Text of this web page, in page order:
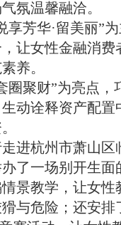
氛温馨融洽。
享芳华·留美丽”
让女性金融消
养。
圈聚财”为亮点，
动诠释资产配
进杭州市萧山
了一场别开生
景教学，让女
与危险；还安